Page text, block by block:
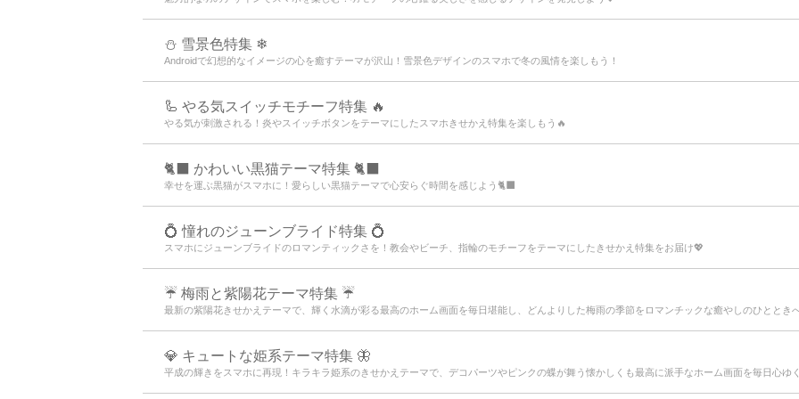
⛄ 雪景色特集 ❄
Androidで幻想的なイメージの心を癒すテーマが沢山！雪景色デザインのスマホで冬の風情を楽しもう！
🦾 やる気スイッチモチーフ特集 🔥
やる気が刺激される！炎やスイッチボタンをテーマにしたスマホきせかえ特集を楽しもう🔥
🐈‍⬛ かわいい黒猫テーマ特集 🐈‍⬛
幸せを運ぶ黒猫がスマホに！愛らしい黒猫テーマで心安らぐ時間を感じよう🐈‍⬛
💍 憧れのジューンブライド特集 💍
スマホにジューンブライドのロマンティックさを！教会やビーチ、指輪のモチーフをテーマにしたきせかえ特集をお届け💖
☔ 梅雨と紫陽花テーマ特集 ☔
最新の紫陽花きせかえテーマで、輝く水滴が彩る最高のホーム画面を毎日堪能し、どんよりした梅雨の季節をロマンチックな癒やしのひととき
💎 キュートな姫系テーマ特集 🦋
平成の輝きをスマホに再現！キラキラ姫系のきせかえテーマで、デコパーツやピンクの蝶が舞う懐かしくも最高に派手なホーム画面を毎日心ゆ